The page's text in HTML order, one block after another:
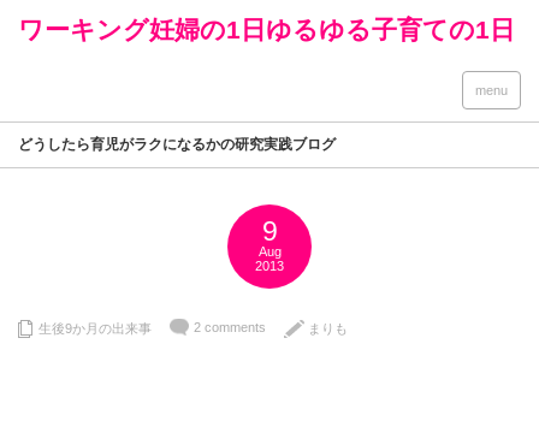
ワーキング妊婦の1日ゆるゆる子育ての1日
menu
どうしたら育児がラクになるかの研究実践ブログ
9
Aug
2013
生後9か月の出来事 2 comments まりも